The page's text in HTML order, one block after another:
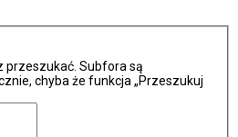
przeszukać. Subfora są
chyba że funkcja „Przeszukuj